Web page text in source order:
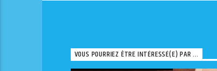
VOUS POURRIEZ ÊTRE INTÉRESSÉ(E) PAR ...